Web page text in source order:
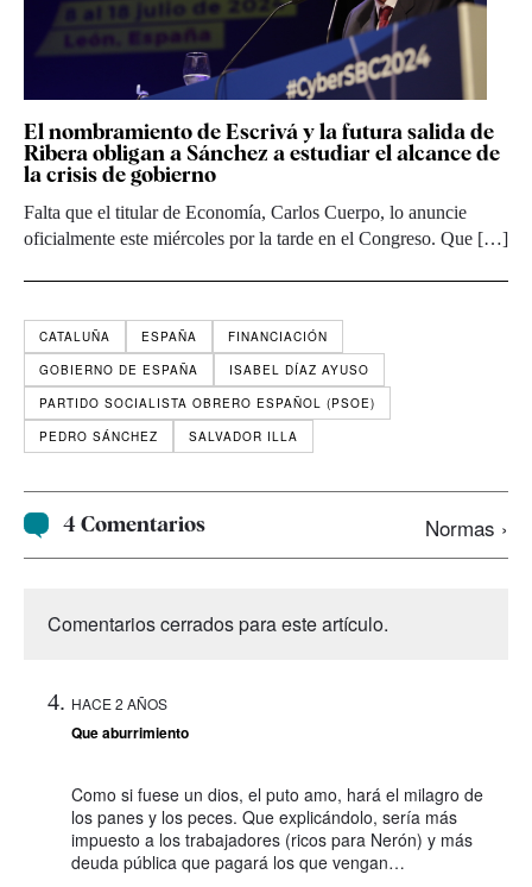
El nombramiento de Escrivá y la futura salida de
Ribera obligan a Sánchez a estudiar el alcance de
la crisis de gobierno
Falta que el titular de Economía, Carlos Cuerpo, lo anuncie
oficialmente este miércoles por la tarde en el Congreso. Que […]
CATALUÑA ESPAÑA
FINANCIACIÓN
GOBIERNO DE ESPAÑA
ISABEL DÍAZ AYUSO
PARTIDO SOCIALISTA OBRERO ESPAÑOL (PSOE)
PEDRO SÁNCHEZ
SALVADOR ILLA
4 Comentarios Normas ›
Comentarios cerrados para este artículo.
HACE 2 AÑOS
Que aburrimiento
Como si fuese un dios, el puto amo, hará el milagro de
los panes y los peces. Que explicándolo, sería más
impuesto a los trabajadores (ricos para Nerón) y más
deuda pública que pagará los que vengan…